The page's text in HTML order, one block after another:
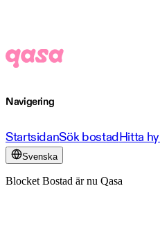
Navigering
StartsidanSök bostadHitta
Svenska
Blocket Bostad är nu Qasa